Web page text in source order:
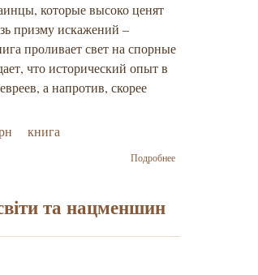
которые высоко ценят
призму искажений –
проливает свет на спорные
что исторический опыт в
а напротив, скорее
книга
Подробнеео Вышла в свет
та нацменшин